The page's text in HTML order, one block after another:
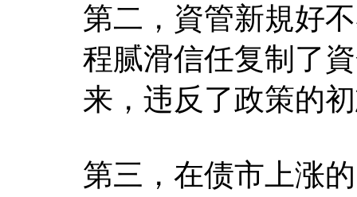
第二，資管新規好
程腻滑信任复制了
来，违反了政策的
第三，在债市上涨